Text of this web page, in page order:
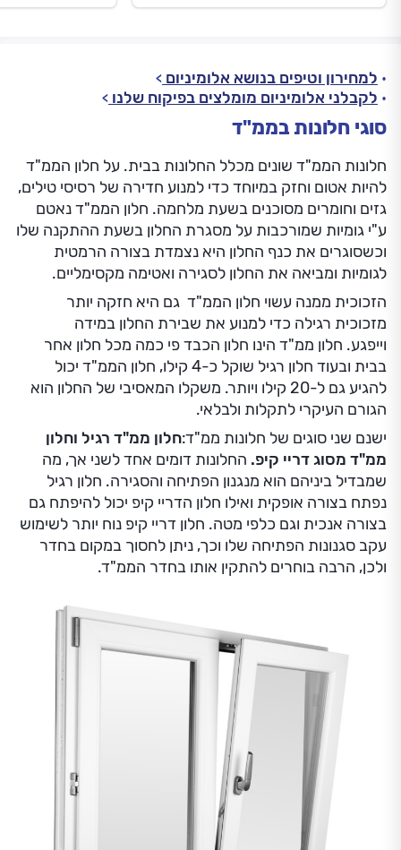
למחירון וטיפים בנושא אלומיניום
לקבלני אלומיניום מומלצים בפיקוח שלנו
סוגי חלונות בממ"ד
חלונות הממ"ד שונים מכלל החלונות בבית. על חלון הממ"ד
להיות אטום וחזק במיוחד כדי למנוע חדירה של רסיסי טילים,
גזים וחומרים מסוכנים בשעת מלחמה. חלון הממ"ד נאטם
ע"י גומיות שמורכבות על מסגרת החלון בשעת ההתקנה שלו
וכשסוגרים את כנף החלון היא נצמדת בצורה הרמטית
לגומיות ומביאה את החלון לסגירה ואטימה מקסימליים.
הזכוכית ממנה עשוי חלון הממ"ד גם היא חזקה יותר
מזכוכית רגילה כדי למנוע את שבירת החלון במידה
וייפגע. חלון ממ"ד הינו חלון הכבד פי כמה מכל חלון אחר
בבית ובעוד חלון רגיל שוקל כ-4 קילו, חלון הממ"ד יכול
להגיע גם ל-20 קילו ויותר. משקלו המאסיבי של החלון הוא
הגורם העיקרי לתקלות ולבלאי.
ישנם שני סוגים של חלונות ממ"ד:חלון ממ"ד רגיל וחלון
ממ"ד מסוג דריי קיפ. החלונות דומים אחד לשני אך, מה
שמבדיל ביניהם הוא מנגנון הפתיחה והסגירה. חלון רגיל
נפתח בצורה אופקית ואילו חלון הדריי קיפ יכול להיפתח גם
בצורה אנכית וגם כלפי מטה. חלון דריי קיפ נוח יותר לשימוש
עקב סגנונות הפתיחה שלו וכך, ניתן לחסוך במקום בחדר
ולכן, הרבה בוחרים להתקין אותו בחדר הממ"ד.